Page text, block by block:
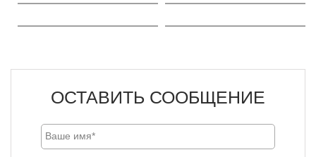
ОСТАВИТЬ СООБЩЕНИЕ